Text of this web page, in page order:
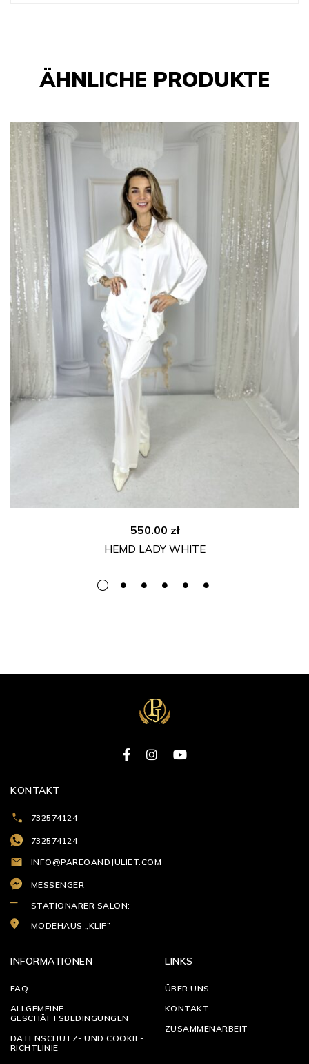
ÄHNLICHE PRODUKTE
550.00 zł
HEMD LADY WHITE
KONTAKT
732574124
732574124
INFO@PAREOANDJULIET.COM
MESSENGER
STATIONÄRER SALON:
MODEHAUS „KLIF”
INFORMATIONEN
FAQ
ALLGEMEINE
GESCHÄFTSBEDINGUNGEN
DATENSCHUTZ- UND COOKIE-
RICHTLINIE
LINKS
ÜBER UNS
KONTAKT
ZUSAMMENARBEIT